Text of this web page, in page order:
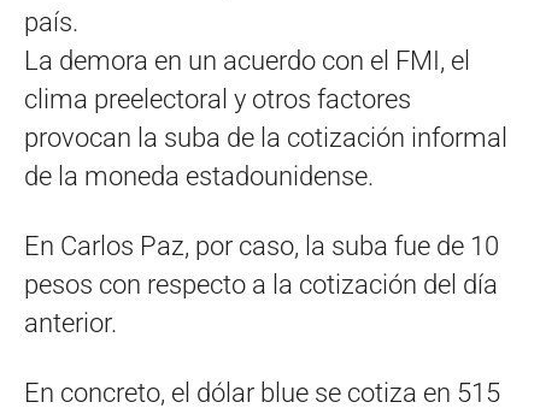
país.
La demora en un acuerdo con el FMI, el
clima preelectoral y otros factores
provocan la suba de la cotización informal
de la moneda estadounidense.
En Carlos Paz, por caso, la suba fue de 10
pesos con respecto a la cotización del día
anterior.
En concreto, el dólar blue se cotiza en 515